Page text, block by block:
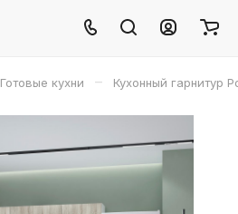
Готовые кухни – Кухонный гарнитур